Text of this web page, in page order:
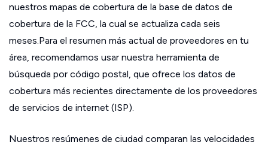
nuestros mapas de cobertura de la base de datos de
cobertura de la FCC, la cual se actualiza cada seis
meses.Para el resumen más actual de proveedores en tu
área, recomendamos usar nuestra herramienta de
búsqueda por código postal, que ofrece los datos de
cobertura más recientes directamente de los proveedores
de servicios de internet (ISP).
Nuestros resúmenes de ciudad comparan las velocidades